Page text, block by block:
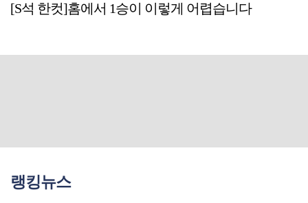
[S석 한컷]홈에서 1승이 이렇게 어렵습니다
랭킹뉴스